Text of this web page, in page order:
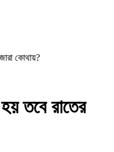
কোথায়?
হয় তবে রাতের